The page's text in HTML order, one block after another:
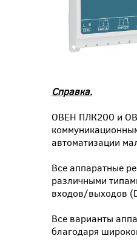
Справка.
ОВЕН ПЛК200 и
автоматизации
Все аппаратные
различными
входов/выходов
Все варианты
благодаря